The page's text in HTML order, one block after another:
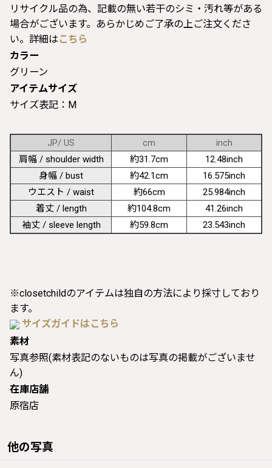
リサイクル品の為、記載の無い若干のシミ・汚れ等がある
場合がございます。あらかじめご了承の上ご注文くださ
い。詳細は こちら
カラー
グリーン
アイテムサイズ
サイズ表記：M
JP/ US cm
inch
肩幅 / shoulder width
約31.7cm
12.48inch
身幅 / bust
約42.1cm
16.575inch
ウエスト / waist
約66cm
25.984inch
着丈 / length
約104.8cm
41.26inch
袖丈 / sleeve length
約59.8cm 23.543inch
※closetchildのアイテムは独自の方法により採寸しており
ます。
サイズガイドはこちら
素材
写真参照(素材表記のないものは写真の掲載がございませ
ん)
在庫店舗
原宿店
他の写真